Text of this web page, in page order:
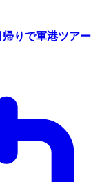
帰りで軍港ツアー